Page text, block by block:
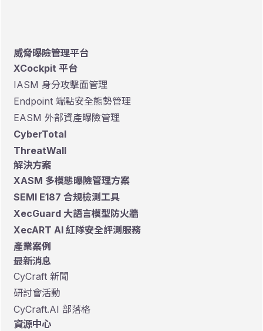
威脅曝險管理平台
XCockpit 平台
IASM 身分攻擊面管理
Endpoint 端點安全態勢管理
EASM 外部資產曝險管理
CyberTotal
ThreatWall
解決方案
XASM 多模態曝險管理方案
SEMI E187 合規檢測工具
XecGuard 大語言模型防火牆
XecART AI 紅隊安全評測服務
產業案例
最新消息
CyCraft 新聞
研討會活動
CyCraft.AI 部落格
資源中心